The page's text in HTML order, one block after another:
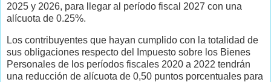
2025 y 2026, para llegar al período fiscal 2027 con una
alícuota de 0.25%.
Los contribuyentes que hayan cumplido con la totalidad de
sus obligaciones respecto del Impuesto sobre los Bienes
Personales de los períodos fiscales 2020 a 2022 tendrán
una reducción de alícuota de 0,50 puntos porcentuales para